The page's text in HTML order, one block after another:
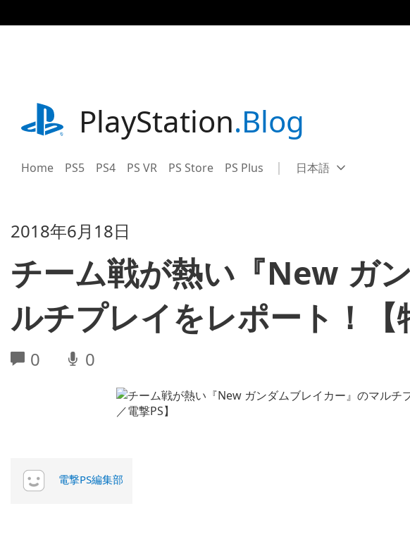
事
playstation.comPlayStation.Blog
Home PS5 PS4 PS VR PS Store PS Plus Select
Current
日本語
2018年6月18日
チーム戦が熱い『New ガ
ルチプレイをレポート！【
0 0
電撃PS編集部